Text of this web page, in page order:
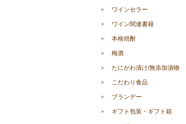
ワインセラー
ワイン関連書籍
本格焼酎
梅酒
たにがわ漬け/無添加漬物
こだわり食品
ブランデー
ギフト包装・ギフト箱